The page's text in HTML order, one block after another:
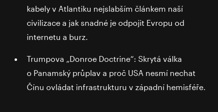
kabely v Atlantiku nejslabším článkem naší
civilizace a jak snadné je odpojit Evropu od
internetu a burz.
Trumpova „Donroe Doctrine“: Skrytá válka
o Panamský průplav a proč USA nesmí nechat
Čínu ovládat infrastrukturu v západní hemisféře.